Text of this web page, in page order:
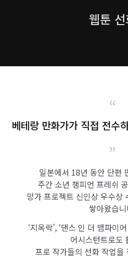
웹툰
“
베테랑 만화가가 직접 전수
”
일본에서 18년 동안 단편
주간 소년 챔피언 프레쉬
망가 프로젝트 신인상 우수상
쌓아왔습
‘지옥락’, ‘댄스 인 더 뱀파이
어시스턴트로도
프로 작가들의 선화 작업을